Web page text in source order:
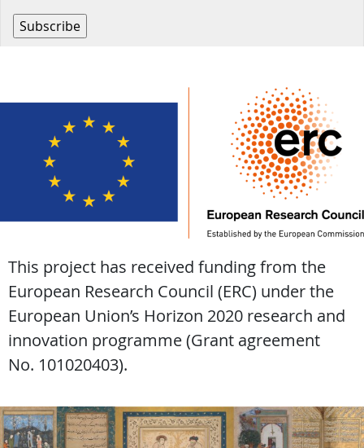
This project has received funding from the
European Research Council (ERC) under the
European Union’s Horizon 2020 research and
innovation programme (Grant agreement
No. 101020403).